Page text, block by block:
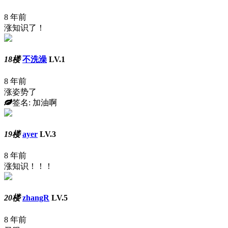
8 年前
涨知识了！
18楼 不洗澡 LV.1
8 年前
涨姿势了
签名: 加油啊
19楼 ayer LV.3
8 年前
涨知识！！！
20楼 zhangR LV.5
8 年前